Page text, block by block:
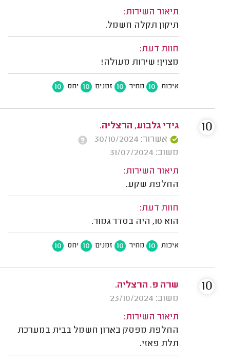
תיאור השירות:
תיקון תקלה חשמל.
חוות דעת:
מצוין! שירות מעולה!
איכות 10 מחיר 10 זמנים 10 יחס 10
גידי גלבוע, הרצליה.
אשרור: 30/10/2024
משוב: 31/07/2024
תיאור השירות:
החלפת שקע.
חוות דעת:
הוא 10, היה בסדר גמור.
איכות 10 מחיר 10 זמנים 10 יחס 10
10
שרה פ. הרצליה.
משוב: 23/10/2024
תיאור השירות:
החלפת מפסק בארון חשמל בבית במערכת
תלת פאזי.
10